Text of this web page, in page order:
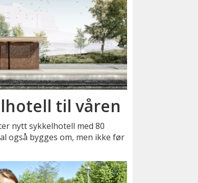
til våren
nytt sykkelhotell med 80
også bygges om, men ikke før